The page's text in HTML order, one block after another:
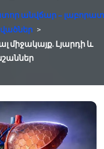
անվճար –
>
միջակայք. Լյարդի և